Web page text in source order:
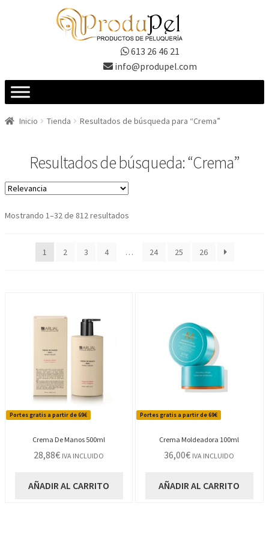
613 26 46 21
info@produpel.com
Inicio Tienda Resultados de búsqueda para “Crema”
Resultados de búsqueda: “Crema”
Mostrando 1–32 de 812 resultados
últimos
1 2 3 4 … 24 25 26
Portes gratis a partir de 69€
Crema De Manos 500ml
28,88€ IVA INCLUIDO
AÑADIR AL CARRITO
Portes gratis a partir de 69€
Crema Moldeadora 100ml
36,00€ IVA INCLUIDO
AÑADIR AL CARRITO